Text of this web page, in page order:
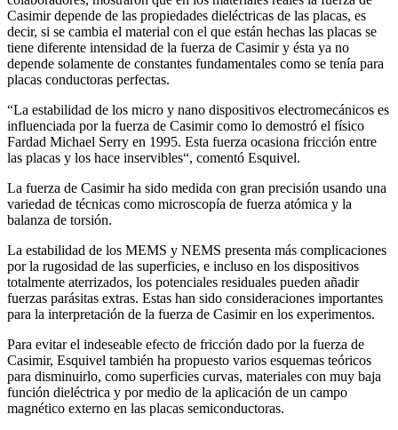
Casimir depende de las propiedades dieléctricas de las placas, es
decir, si se cambia el material con el que están hechas las placas se
tiene diferente intensidad de la fuerza de Casimir y ésta ya no
depende solamente de constantes fundamentales como se tenía para
placas conductoras perfectas.
“La estabilidad de los micro y nano dispositivos electromecánicos es
influenciada por la fuerza de Casimir como lo demostró el físico
Fardad Michael Serry en 1995. Esta fuerza ocasiona fricción entre
las placas y los hace inservibles“, comentó Esquivel.
La fuerza de Casimir ha sido medida con gran precisión usando una
variedad de técnicas como microscopía de fuerza atómica y la
balanza de torsión.
La estabilidad de los MEMS y NEMS presenta más complicaciones
por la rugosidad de las superficies, e incluso en los dispositivos
totalmente aterrizados, los potenciales residuales pueden añadir
fuerzas parásitas extras. Estas han sido consideraciones importantes
para la interpretación de la fuerza de Casimir en los experimentos.
Para evitar el indeseable efecto de fricción dado por la fuerza de
Casimir, Esquivel también ha propuesto varios esquemas teóricos
para disminuirlo, como superficies curvas, materiales con muy baja
función dieléctrica y por medio de la aplicación de un campo
magnético externo en las placas semiconductoras.